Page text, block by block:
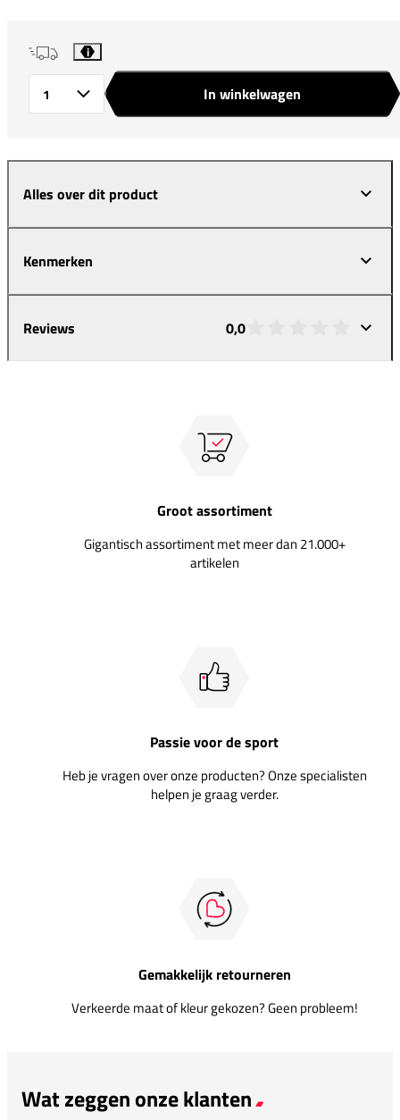
i
In winkelwagen
Alles over dit product
Kenmerken
Reviews 0,0
Groot assortiment
Gigantisch assortiment met meer dan 21.000+
artikelen
Passie voor de sport
Heb je vragen over onze producten? Onze specialisten
helpen je graag verder.
Gemakkelijk retourneren
Verkeerde maat of kleur gekozen? Geen probleem!
Wat zeggen onze klanten